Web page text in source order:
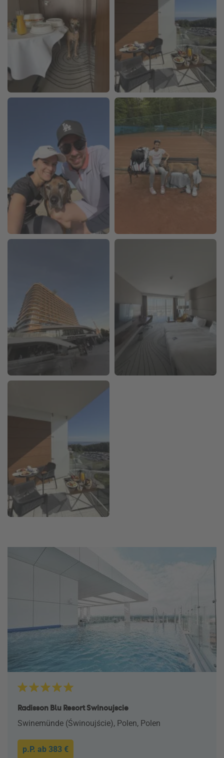
Radisson Blu Resort Swinoujscie
Swinemünde (Świnoujście), Polen, Polen
p.P. ab 383 €